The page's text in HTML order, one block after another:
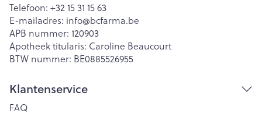
Telefoon: +32 15 31 15 63
E-mailadres: info@bcfarma.be
APB nummer: 120903
Apotheek titularis: Caroline Beaucourt
BTW nummer: BE0885526955
Klantenservice
FAQ